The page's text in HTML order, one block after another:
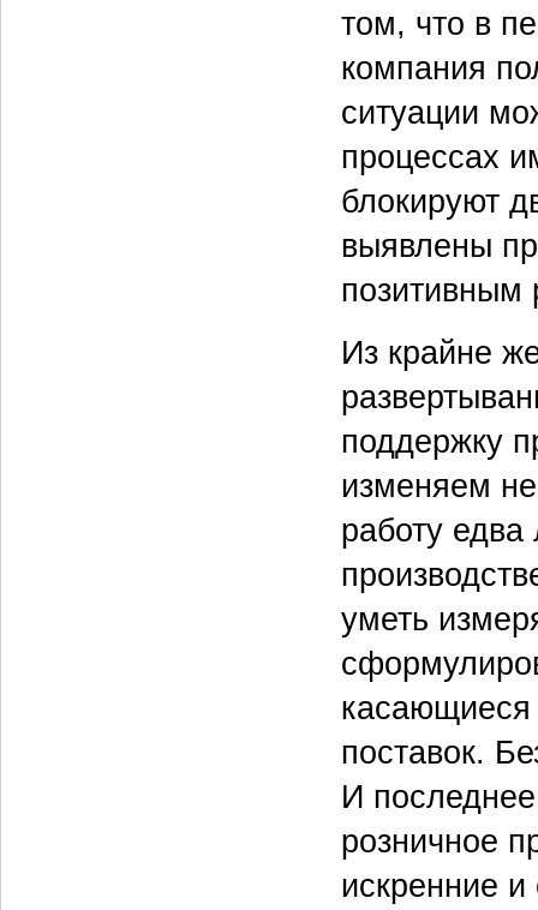
том, что в
компания
ситуации
процессах
блокируют
выявлены
позитивным
Из крайне
поддержку
изменяем
работу
уметь
касающиеся
поставок.
И
розничное
искренние